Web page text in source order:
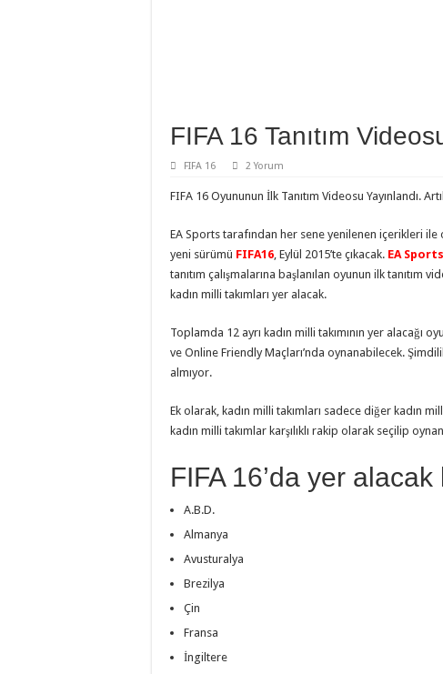
FIFA 16 Tanıtım
FIFA 16 2 Yorum
FIFA 16 Oyununun İlk Tanıtım Videosu Yayınlandı.
EA Sports tarafından her sene yenilenen içerikleri
yeni sürümü FIFA16, Eylül 2015’te çıkacak. EA
tanıtım çalışmalarına başlanılan oyunun ilk tanıtım
kadın milli takımları yer alacak.
Toplamda 12 ayrı kadın milli takımının yer alacağı
ve Online Friendly Maçları’nda oynanabilecek.
almıyor.
Ek olarak, kadın milli takımları sadece diğer kadın
kadın milli takımlar karşılıklı rakip olarak seçilip
FIFA 16’da yer alacak
A.B.D.
Almanya
Avusturalya
Brezilya
Çin
Fransa
İngiltere